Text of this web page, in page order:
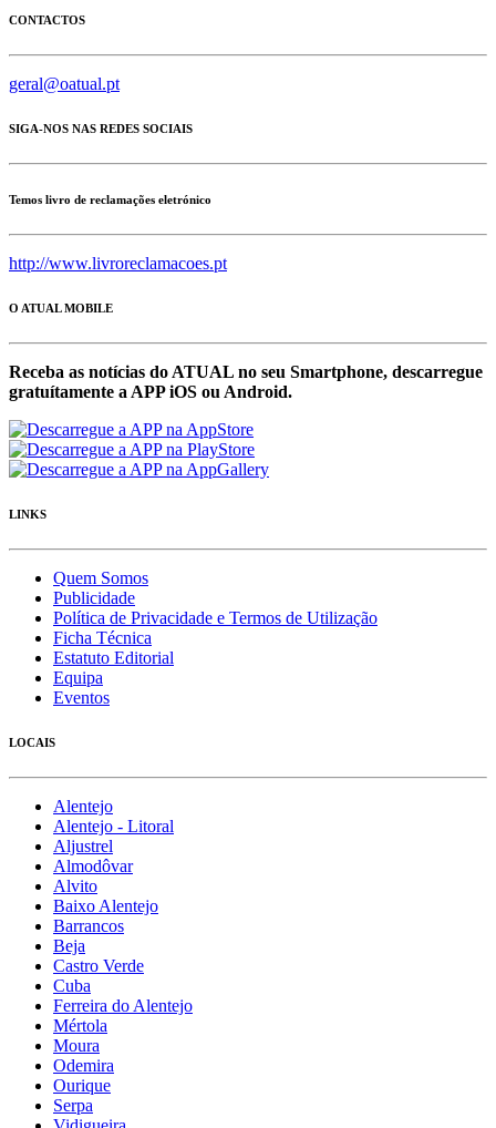
CONTACTOS
geral@oatual.pt
SIGA-NOS NAS REDES SOCIAIS
Temos livro de reclamações eletrónico
http://www.livroreclamacoes.pt
O ATUAL MOBILE
Receba as notícias do ATUAL no seu Smartphone, descarregue
gratuítamente a APP iOS ou Android.
LINKS
Quem Somos
Publicidade
Política de Privacidade e Termos de Utilização
Ficha Técnica
Estatuto Editorial
Equipa
Eventos
LOCAIS
Alentejo
Alentejo - Litoral
Aljustrel
Almodôvar
Alvito
Baixo Alentejo
Barrancos
Beja
Castro Verde
Cuba
Ferreira do Alentejo
Mértola
Moura
Odemira
Ourique
Serpa